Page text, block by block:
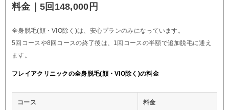
料金｜5回148,000円
全身脱毛(顔・VIO除く)は、安心プランのみになっています。
5回コースや8回コースの終了後は、1回コースの半額で追加脱毛に通え
ます。
フレイアクリニックの全身脱毛(顔・VIO除く)の料金
コース 料金